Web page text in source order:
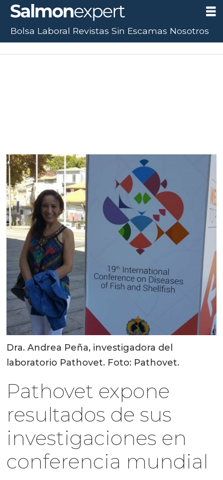
Dra. Andrea Peña, investigadora del
laboratorio Pathovet. Foto: Pathovet.
Pathovet expone
resultados de sus
investigaciones en
conferencia mundial
Bolsa Laboral Revistas Sin Escamas Nosotros